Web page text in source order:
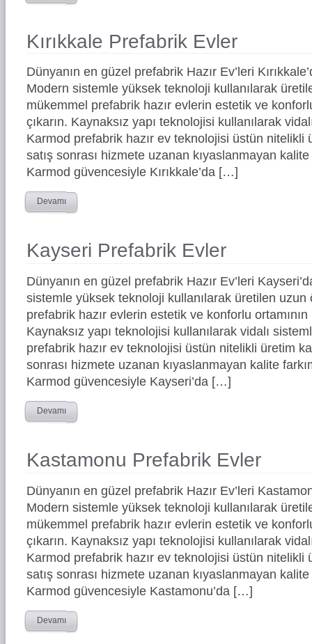
Kırıkkale Prefabrik Evler
Dünyanın en güzel prefabrik Hazır Ev’leri
Modern sistemle yüksek teknoloji kullanılarak
mükemmel prefabrik hazır evlerin estetik ve
çıkarın. Kaynaksız yapı teknolojisi kullanılarak
Karmod prefabrik hazır ev teknolojisi üstün nitelikli
satış sonrası hizmete uzanan kıyaslanmayan kalite
Karmod güvencesiyle Kırıkkale’da […]
Devamı
Kayseri Prefabrik Evler
Dünyanın en güzel prefabrik Hazır Ev’leri
sistemle yüksek teknoloji kullanılarak üretilen
prefabrik hazır evlerin estetik ve konforlu ortamının
Kaynaksız yapı teknolojisi kullanılarak vidalı
prefabrik hazır ev teknolojisi üstün nitelikli üretim
sonrası hizmete uzanan kıyaslanmayan kalite
Karmod güvencesiyle Kayseri’da […]
Devamı
Kastamonu Prefabrik Evler
Dünyanın en güzel prefabrik Hazır Ev’leri
Modern sistemle yüksek teknoloji kullanılarak
mükemmel prefabrik hazır evlerin estetik ve
çıkarın. Kaynaksız yapı teknolojisi kullanılarak
Karmod prefabrik hazır ev teknolojisi üstün nitelikli
satış sonrası hizmete uzanan kıyaslanmayan kalite
Karmod güvencesiyle Kastamonu’da […]
Devamı